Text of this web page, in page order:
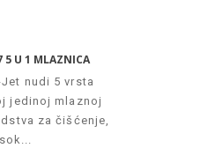
5 U 1 MLAZNICA
nudi 5 vrsta
jedinoj mlaznoj
za čišćenje,